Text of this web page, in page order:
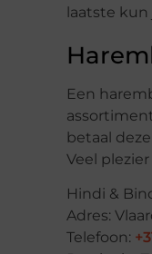
laatste kun
Een
betaal
Veel
Hindi &
Adres:
Telefoon: